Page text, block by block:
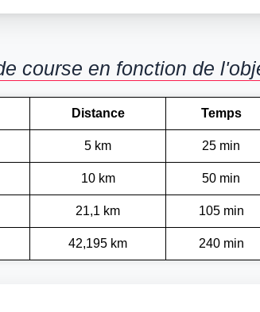
course en fonction de
Distance Temps
5 km 25 min
10 km 50 min
21,1 km 105 min
42,195 km 240 min